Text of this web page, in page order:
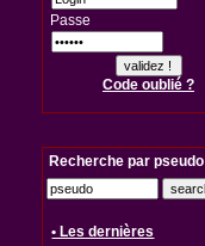
Passe
Code oublié ?
Recherche par pseudo
• Les dernières